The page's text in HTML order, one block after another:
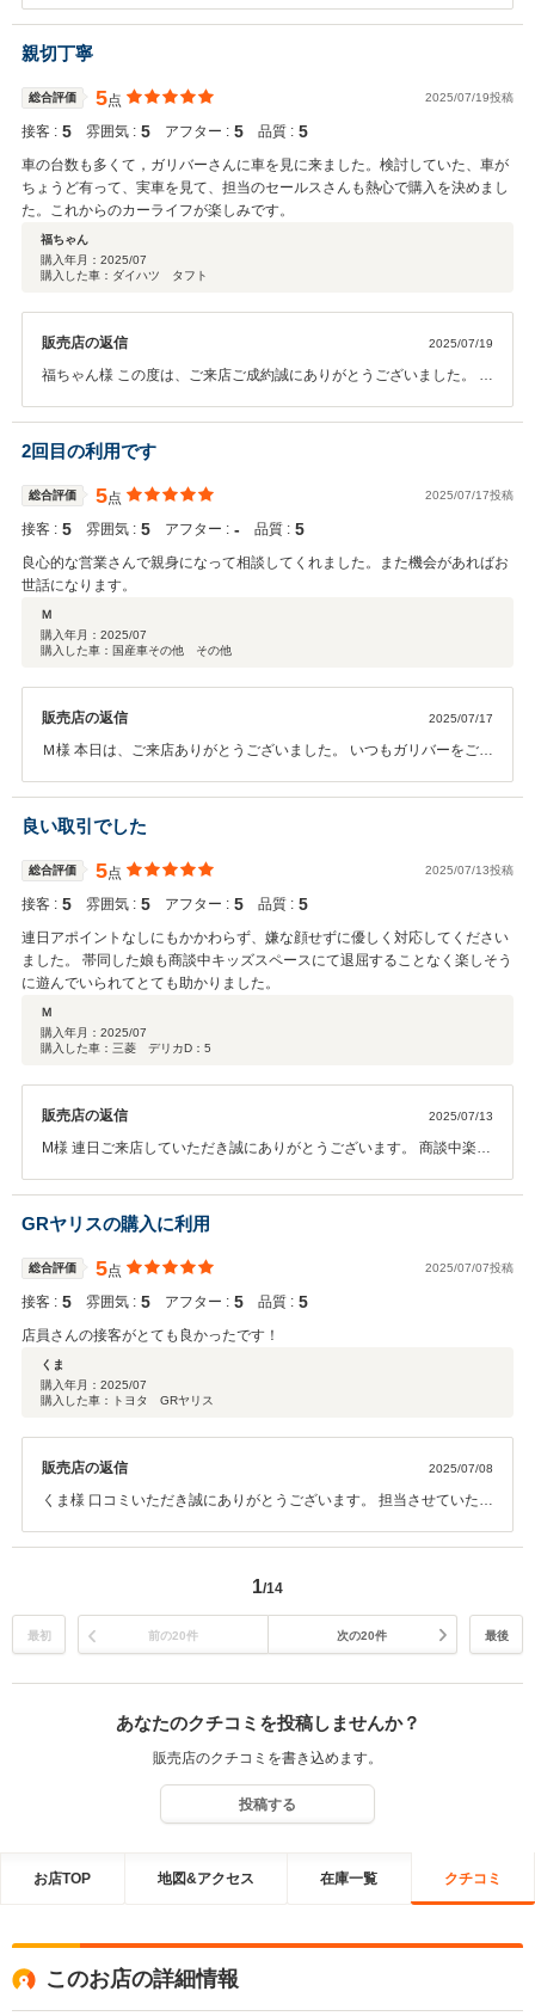
た様で嬉しく思います。 今後とも宜しくお願い致します。
親切丁寧
総合評価 5点 2025/07/19投稿
接客 : 5 雰囲気 : 5 アフター : 5 品質 : 5
車の台数も多くて，ガリバーさんに車を見に来ました。検討していた、車が
ちょうど有って、実車を見て、担当のセールスさんも熱心で購入を決めまし
た。これからのカーライフが楽しみです。
福ちゃん
購入年月： 2025/07
購入した車：ダイハツ タフト
販売店の返信 2025/07/19
福ちゃん様 この度は、ご来店ご成約誠にありがとうございました。 と
かりご納車させていただきますので、楽しみにお待ちください！ 今後
とも宜しくお願い申し上げます。 ガリバー長岡店 松前
2回目の利用です
総合評価 5点 2025/07/17投稿
接客 : 5 雰囲気 : 5 アフター : ‐ 品質 : 5
良心的な営業さんで親身になって相談してくれました。また機会があればお
世話になります。
Ｍ
購入年月： 2025/07
購入した車：国産車その他 その他
販売店の返信 2025/07/17
Ｍ様 本日は、ご来店ありがとうございました。 いつもガリバーをご利
続き、宜しくお願い致します。 ガリバー長岡店 松前
良い取引でした
総合評価 5点 2025/07/13投稿
接客 : 5 雰囲気 : 5 アフター : 5 品質 : 5
連日アポイントなしにもかかわらず、嫌な顔せずに優しく対応してください
ました。 帯同した娘も商談中キッズスペースにて退屈することなく楽しそう
に遊んでいられてとても助かりました。
Ｍ
購入年月： 2025/07
購入した車：三菱 デリカD：5
販売店の返信 2025/07/13
M様 連日ご来店していただき誠にありがとうございます。 商談中楽し
対応させていただきますので今後とも宜しくお願いします。 ガリバー
長岡店岡田
GRヤリスの購入に利用
総合評価 5点 2025/07/07投稿
接客 : 5 雰囲気 : 5 アフター : 5 品質 : 5
店員さんの接客がとても良かったです！
くま
購入年月： 2025/07
購入した車：トヨタ GRヤリス
販売店の返信 2025/07/08
くま様 口コミいただき誠にありがとうございます。 担当させていただ
で今度とも宜しくお願いします。
1/14
最初 前の20件 次の20件 最後
あなたのクチコミを投稿しませんか？
販売店のクチコミを書き込めます。
投稿する
お店TOP 地図&アクセス 在庫一覧 クチコミ
このお店の詳細情報